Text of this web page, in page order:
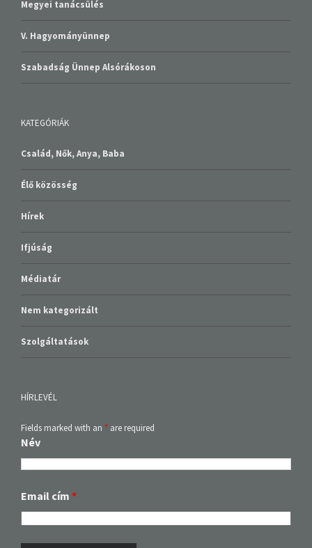
Megyei tanácsülés
V. Hagyományünnep
Szabadság Ünnep Alsórákoson
KATEGÓRIÁK
Család, Nők, Anya, Baba
Élő közösség
Hírek
Ifjúság
Médiatár
Nem kategorizált
Szolgáltatások
HÍRLEVÉL
Fields marked with an * are required
Név
Email cím *